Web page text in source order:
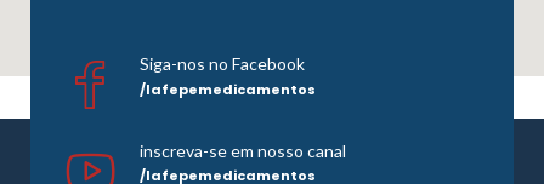
Siga-nos no Facebook
/lafepemedicamentos
inscreva-se em nosso canal
/lafepemedicamentos